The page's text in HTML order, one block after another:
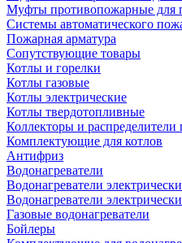
Муфты противопожарные для
Системы автоматического
Пожарная арматура
Сопутствующие товары
Котлы и горелки
Котлы газовые
Котлы электрические
Котлы твердотопливные
Коллекторы и распределители
Комплектующие для котлов
Антифриз
Водонагреватели
Водонагреватели
Водонагреватели
Газовые водонагреватели
Бойлеры